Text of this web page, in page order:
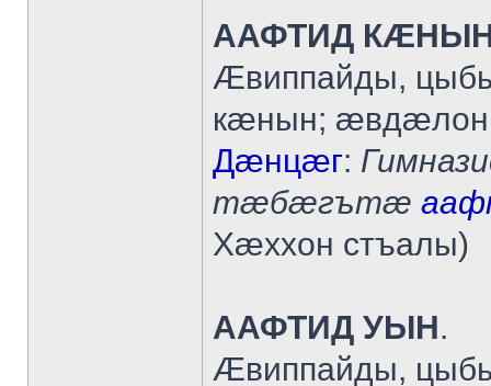
ААФТИД
Æвиппайды,
кæнын;
Дæнцæг:
тæбæгътæ
Хæххон стъалы)
ААФТИД УЫН.
Æвиппайды,